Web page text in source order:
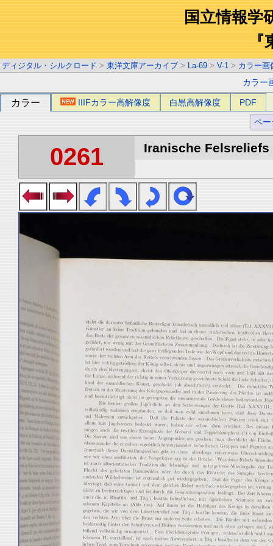
国立情報学
『
ディジタル・シルクロード > 東洋文庫アーカイブ > La-69 > V-1 > カラー画
カラー
カラー IIIFカラー高解像度 白黒高解像度 PDF
ペー
0261 Iranische Felsreliefs